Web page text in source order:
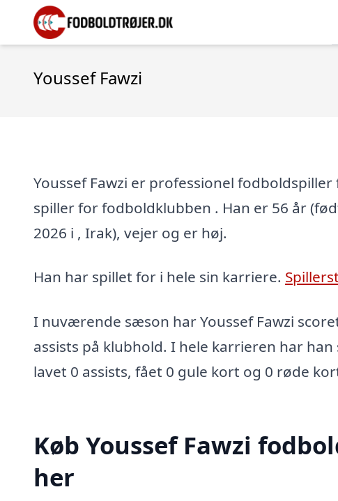
Youssef Fawzi
Youssef Fawzi er professionel
spiller for fodboldklubben . Han er 56 år
2026 i , Irak), vejer og er høj.
Han har spillet for i hele sin karriere.
I nuværende sæson har Youssef Fawzi
assists på klubhold. I hele karrieren har han
lavet 0 assists, fået 0 gule kort og 0 røde
Køb Youssef Fawzi
her